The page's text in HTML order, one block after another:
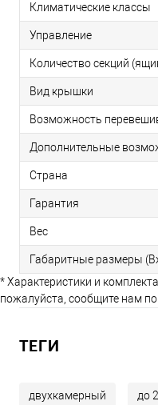
Климатические классы
Управление
Количество секций
Вид крышки
Возможность
Дополнительные
Страна
Гарантия
Вес
Габаритные размеры
* Характеристики и
пожалуйста, сообщите нам
ТЕГИ
двухкамерный до